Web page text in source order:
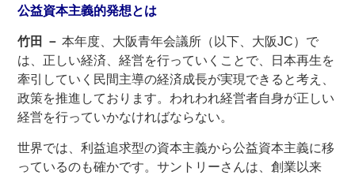
公益資本主義的発想とは
竹田 － 本年度、大阪青年会議所（以下、大阪JC）で
は、正しい経済、経営を行っていくことで、日本再生を
牽引していく民間主導の経済成長が実現できると考え、
政策を推進しております。われわれ経営者自身が正しい
経営を行っていかなければならない。
世界では、利益追求型の資本主義から公益資本主義に移
っているのも確かです。サントリーさんは、創業以来